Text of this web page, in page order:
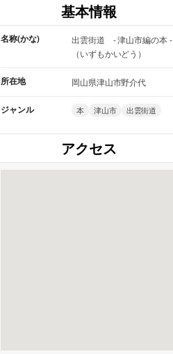
基本情報
名称(かな)
出雲街道 - 津山市編の本 -
（いずもかいどう）
所在地 岡山県津山市野介代
ジャンル 本 津山市 出雲街道
アクセス